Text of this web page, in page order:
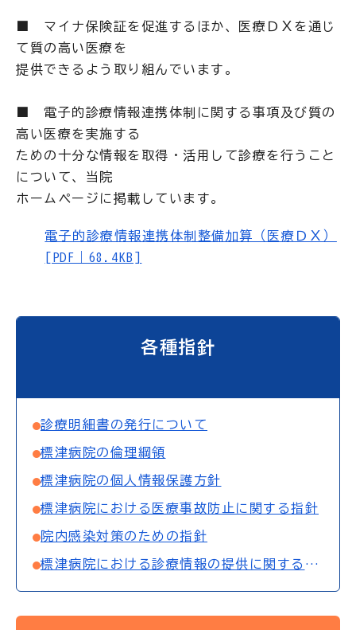
■ マイナ保険証を促進するほか、医療ＤＸを通じ
て質の高い医療を
提供できるよう取り組んでいます。
■ 電子的診療情報連携体制に関する事項及び質の
高い医療を実施する
ための十分な情報を取得・活用して診療を行うこと
について、当院
ホームページに掲載しています。
電子的診療情報連携体制整備加算（医療ＤＸ）
[PDF｜68.4KB]
各種指針
診療明細書の発行について
標津病院の倫理綱領
標津病院の個人情報保護方針
標津病院における医療事故防止に関する指針
院内感染対策のための指針
標津病院における診療情報の提供に関する指針